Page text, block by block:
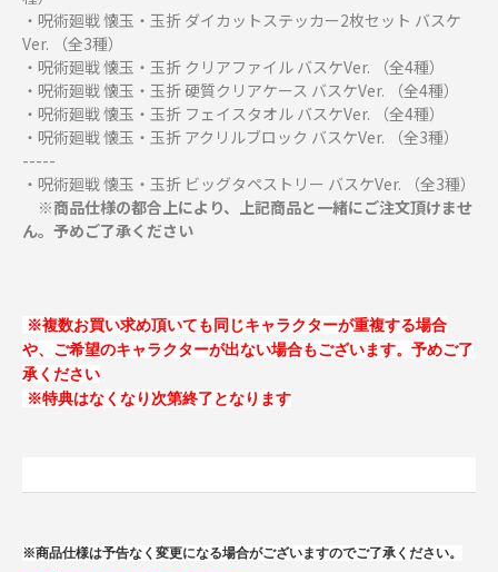
・呪術廻戦 懐玉・玉折 ダイカットステッカー2枚セット バスケ
Ver. （全3種）
・呪術廻戦 懐玉・玉折 クリアファイル バスケVer. （全4種）
・呪術廻戦 懐玉・玉折 硬質クリアケース バスケVer. （全4種）
・呪術廻戦 懐玉・玉折 フェイスタオル バスケVer. （全4種）
・呪術廻戦 懐玉・玉折 アクリルブロック バスケVer. （全3種）
-----
・呪術廻戦 懐玉・玉折 ビッグタペストリー バスケVer. （全3種）
※商品仕様の都合上により、上記商品と一緒にご注文頂けませ
ん。予めご了承ください
※複数お買い求め頂いても同じキャラクターが重複する場合
や、ご希望のキャラクターが出ない場合もございます。予めご了
承ください
※特典はなくなり次第終了となります
※商品仕様は予告なく変更になる場合がございますのでご了承ください。